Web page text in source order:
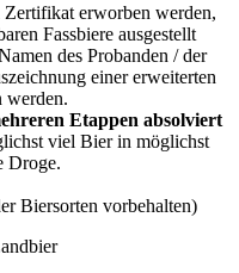
erworben werden,
Fassbiere ausgestellt
des Probanden / der
einer erweiterten
werden.
Etappen absolviert
viel Bier in möglichst
Droge.
Biersorten vorbehalten)